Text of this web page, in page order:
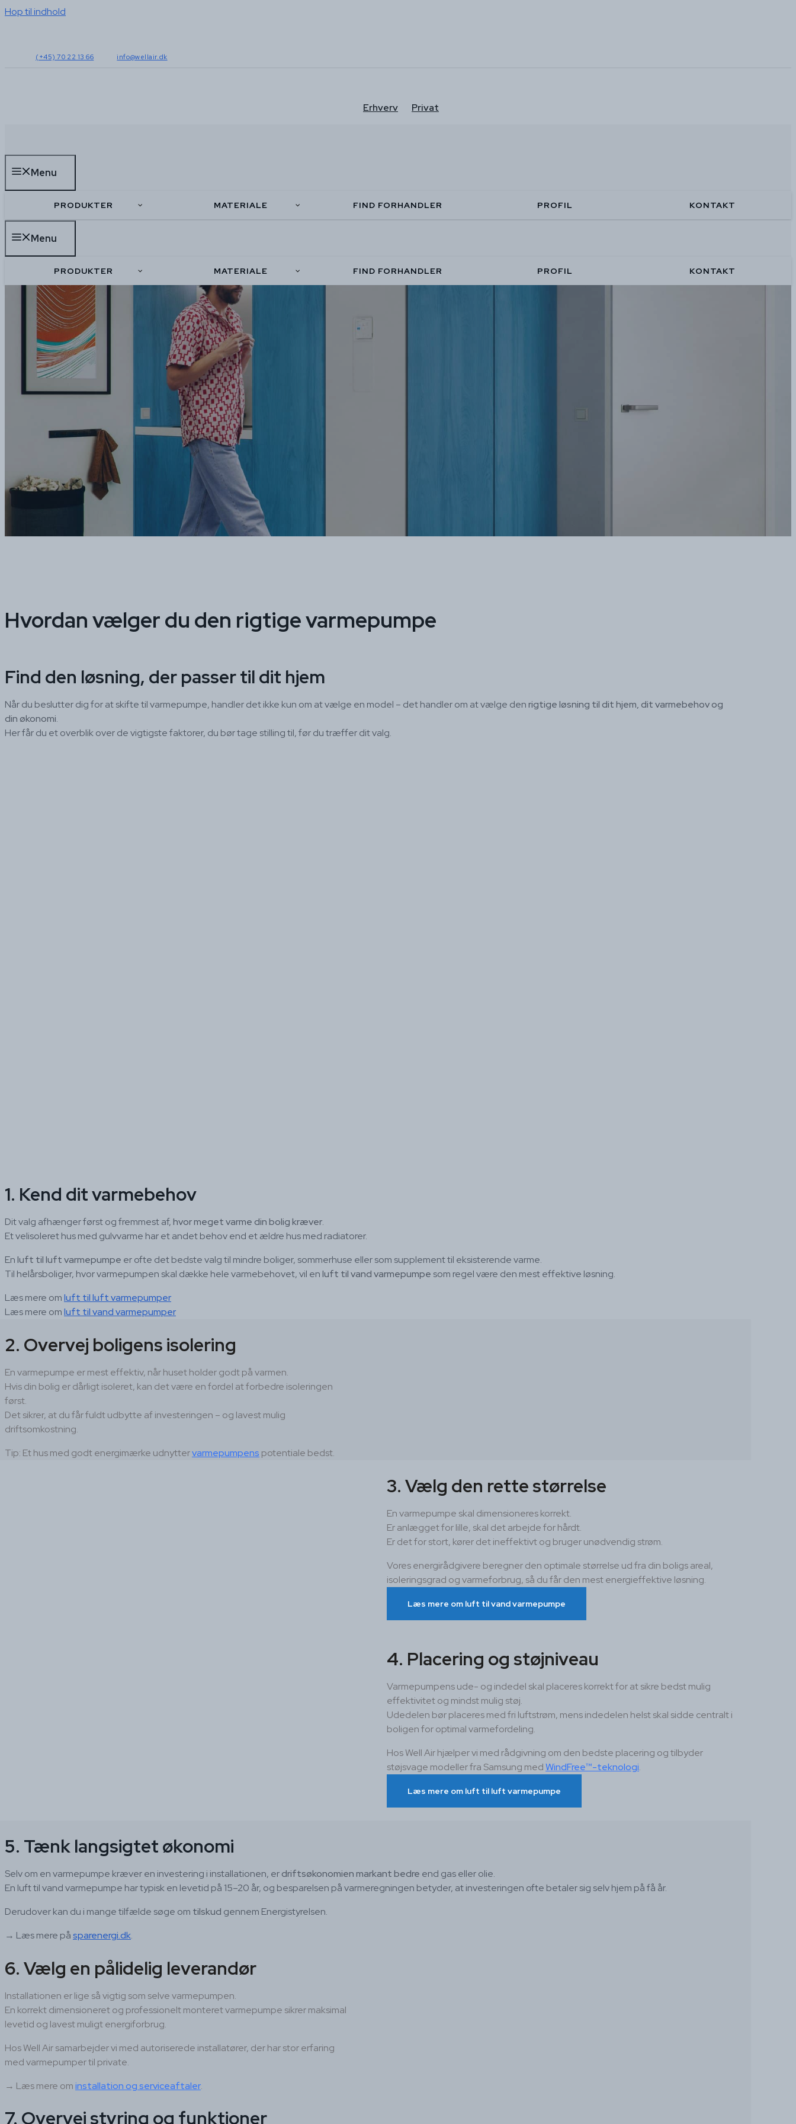
Hop til indhold
(+45) 70 22 13 66 info@wellair.dk
Erhverv Privat
Menu
PRODUKTER MATERIALE FIND FORHANDLER PROFIL KONTAKT
Menu
PRODUKTER MATERIALE FIND FORHANDLER PROFIL KONTAKT
Hvordan vælger du den rigtige varmepumpe
Find den løsning, der passer til dit hjem
Når du beslutter dig for at skifte til varmepumpe, handler det ikke kun om at vælge en model – det handler om at vælge denrigtige løsning til dit hjem, dit varmebehov og
din økonomi.
Her får du et overblik over de vigtigste faktorer, du bør tage stilling til, før du træffer dit valg.
1. Kend dit varmebehov
Dit valg afhænger først og fremmest af,hvor meget varme din bolig kræver.
Et velisoleret hus med gulvvarme har et andet behov end et ældre hus med radiatorer.
Enluft til luft varmepumpe er ofte det bedste valg til mindre boliger, sommerhuse eller som supplement til eksisterende varme.
Til helårsboliger, hvor varmepumpen skal dække hele varmebehovet, vil enluft til vand varmepumpe som regel være den mest effektive løsning.
Læs mere omluft til luft varmepumper
Læs mere omluft til vand varmepumper
2. Overvej boligens isolering
En varmepumpe er mest effektiv, når huset holder godt på varmen.
Hvis din bolig er dårligt isoleret, kan det være en fordel at forbedre isoleringen
først.
Det sikrer, at du får fuldt udbytte af investeringen – og lavest mulig
driftsomkostning.
Tip: Et hus med godt energimærke udnyttervarmepumpens potentiale bedst.
3. Vælg den rette størrelse
En varmepumpe skal dimensioneres korrekt.
Er anlægget for lille, skal det arbejde for hårdt.
Er det for stort, kører det ineffektivt og bruger unødvendig strøm.
Vores energirådgivere beregner den optimale størrelse ud fra din boligs areal,
isoleringsgrad og varmeforbrug, så du får den mest energieffektive løsning.
Læs mere om luft til vand varmepumpe
4. Placering og støjniveau
Varmepumpens ude- og indedel skal placeres korrekt for at sikre bedst mulig
effektivitet og mindst mulig støj.
Udedelen bør placeres med fri luftstrøm, mens indedelen helst skal sidde centralt i
boligen for optimal varmefordeling.
Hos Well Air hjælper vi med rådgivning om den bedste placering og tilbyder
støjsvage modeller fra Samsung medWindFree™-teknologi.
Læs mere om luft til luft varmepumpe
5. Tænk langsigtet økonomi
Selv om en varmepumpe kræver en investering i installationen, erdriftsøkonomien markant bedre end gas eller olie.
En luft til vand varmepumpe har typisk en levetid på 15–20 år, og besparelsen på varmeregningen betyder, at investeringen ofte betaler sig selv hjem på få år.
Derudover kan du i mange tilfælde søge om tilskud gennem Energistyrelsen.
→ Læs mere påsparenergi.dk.
6. Vælg en pålidelig leverandør
Installationen er lige så vigtig som selve varmepumpen.
En korrekt dimensioneret og professionelt monteret varmepumpe sikrer maksimal
levetid og lavest muligt energiforbrug.
Hos Well Air samarbejder vi med autoriserede installatører, der har stor erfaring
med varmepumper til private.
→ Læs mere ominstallation og serviceaftaler.
7. Overvej styring og funktioner